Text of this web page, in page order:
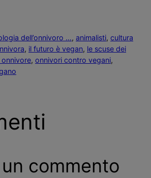
dell’onnivoro …, animalisti, cultura
, il futuro è vegan, le scuse dei
onnivore, onnivori contro vegani
commento